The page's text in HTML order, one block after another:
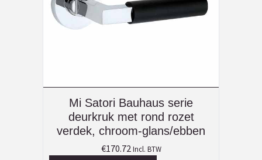
Mi Satori Bauhaus serie
deurkruk met rond rozet
verdek, chroom-glans/ebben
€170.72 Incl. BTW